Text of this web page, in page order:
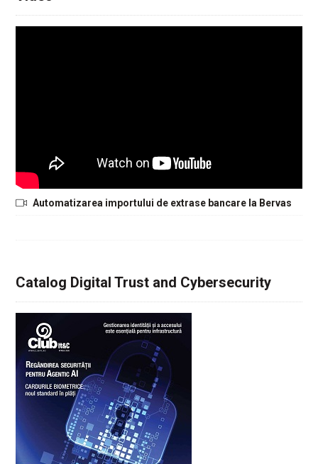
Automatizarea importului de extrase bancare la Bervas
Catalog Digital Trust and Cybersecurity